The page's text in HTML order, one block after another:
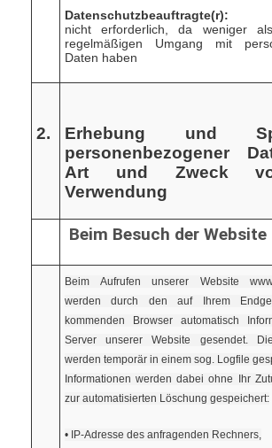
Datenschutzbeauftragte(r):
nicht erforderlich, da weniger
regelmäßigen Umgang mit
Daten haben
2.
Erhebung und
personenbezogener
Art und Zweck
Verwendung
Beim Besuch der Website
Beim Aufrufen unserer Website
werden durch den auf Ihrem
kommenden Browser automatisch
Server unserer Website gesendet.
werden temporär in einem sog. Logfile
Informationen werden dabei ohne Ihr
zur automatisierten Löschung gespeichert:
• IP-Adresse des anfragenden Rechners,